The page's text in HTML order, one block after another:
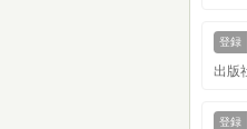
登録
出版
登録